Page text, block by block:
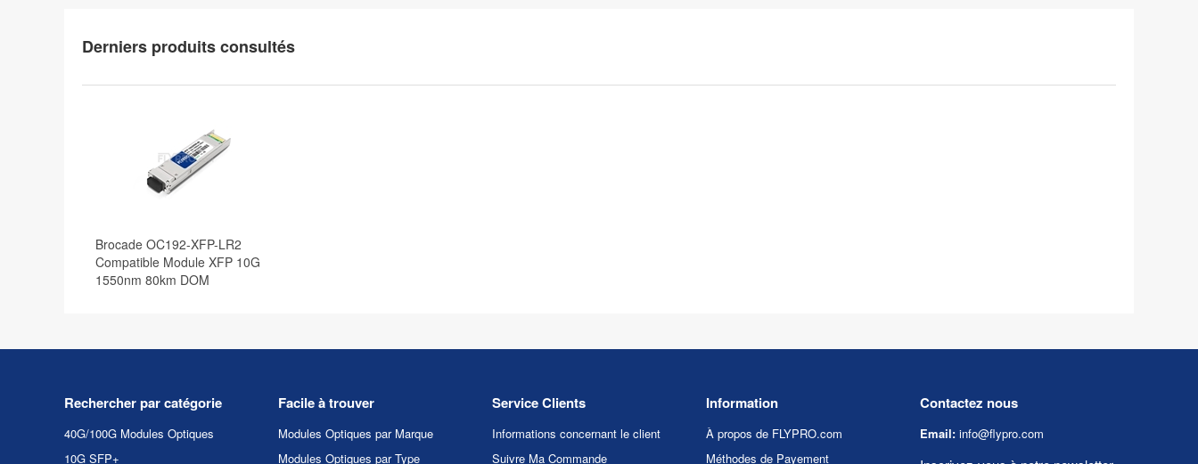
Derniers produits consultés
Brocade OC192-XFP-LR2
Compatible Module XFP 10G
1550nm 80km DOM
Rechercher par catégorie
40G/100G Modules Optiques
10G SFP+
Facile à trouver
Modules Optiques par Marque
Modules Optiques par Type
Service Clients
Informations concernant le client
Suivre Ma Commande
Information
À propos de FLYPRO.com
Méthodes de Payement
Contactez nous
Email: info@flypro.com